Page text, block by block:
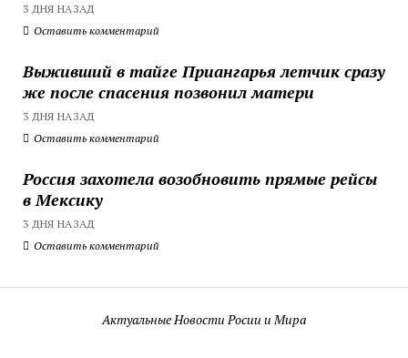
3 ДНЯ НАЗАД
Оставить комментарий
Выживший в тайге Приангарья летчик сразу
же после спасения позвонил матери
3 ДНЯ НАЗАД
Оставить комментарий
Россия захотела возобновить прямые рейсы
в Мексику
3 ДНЯ НАЗАД
Оставить комментарий
Актуальные Новости Росии и Мира